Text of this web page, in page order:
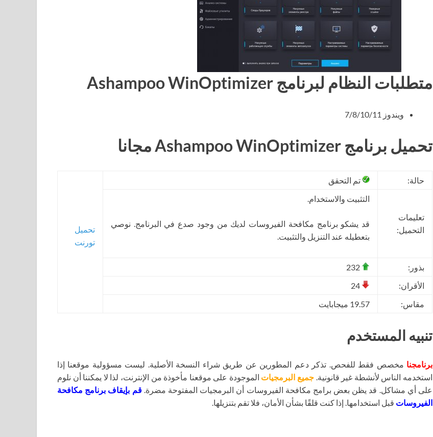
متطلبات النظام لبرنامج Ashampoo WinOptimizer
ويندوز 7/8/10/11
تحميل برنامج Ashampoo WinOptimizer مجانا
حالة: تم التحقق
تحميل
تورنت
تعليمات
التحميل:
التثبيت والاستخدام.
قد يشكو برنامج مكافحة الفيروسات لديك من وجود صدع في البرنامج. نوصي
بتعطيله عند التنزيل والتثبيت.
بذور:
الأقران:
مقاس:
19.57 ميجابايت
تنبيه المستخدم
برنامجنا مخصص فقط للفحص. تذكر دعم المطورين عن طريق شراء النسخة الأصلية. ليست مسؤولية موقعنا إذا
استخدمه الناس لأنشطة غير قانونية. جميع البرمجيات الموجودة على موقعنا مأخوذة من الإنترنت، لذا لا يمكننا أن نلوم
على أي مشاكل. قد يظن بعض برامج مكافحة الفيروسات أن البرمجيات المفتوحة مضرة.قم بإيقاف برنامج مكافحة
الفيروسات قبل استخدامها. إذا كنت قلقًا بشأن الأمان، فلا تقم بتنزيلها.